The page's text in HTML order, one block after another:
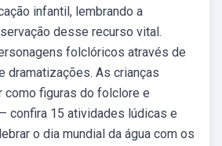
infantil, lembrando a
desse recurso vital.
folclóricos através de
dramatizações. As crianças
como figuras do folclore e
confira 15 atividades lúdicas e
o dia mundial da água com os